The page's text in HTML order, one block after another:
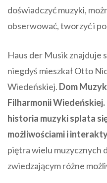
doświadczyć muzyki,
obserwować, tworzyć i
Haus der Musik znajduje
niegdyś mieszkał Otto
Wiedeńskiej. Dom
Filharmonii Wiedeńskiej.
historia muzyki splata
możliwościami i
piętra wielu muzycznych
zwiedzającym różne